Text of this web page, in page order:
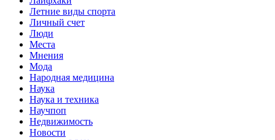
Летние виды спорта
Личный счет
Люди
Места
Мнения
Мода
Народная медицина
Наука
Наука и техника
Научпоп
Недвижимость
Новости